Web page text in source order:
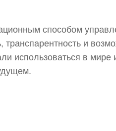
способом
и
использоваться в мире